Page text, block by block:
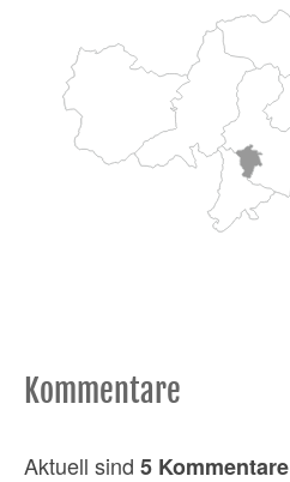
Kommentare
Aktuell sind 5 Kommentare